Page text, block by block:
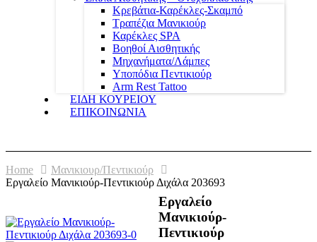
Κρεβάτια-Καρέκλες-Σκαμπό
Τραπέζια Μανικιούρ
Καρέκλες SPA
Βοηθοί Αισθητικής
Μηχανήματα/Λάμπες
Υποπόδια Πεντικιούρ
Arm Rest Tattoo
ΕΙΔΗ ΚΟΥΡΕΙΟΥ
ΕΠΙΚΟΙΝΩΝΙΑ
Home
Μανικιουρ/Πεντικιούρ
Εργαλείο Μανικιούρ-Πεντικιούρ Διχάλα 203693
Εργαλείο
Μανικιούρ-
Πεντικιούρ